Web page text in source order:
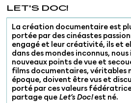
LET'S DOC!
La création documentaire est
portée par des cinéastes
engagé et leur créativité, ils et
dans des mondes inconnus,
nouveaux points de vue et
films documentaires, véritables
époque, doivent être vus et
porté par ces valeurs
partage que Let’s Doc!est né.